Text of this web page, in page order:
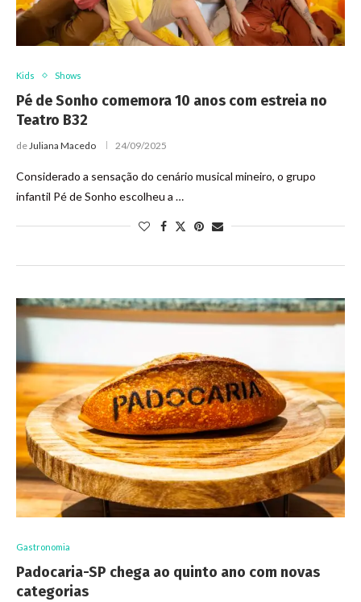
Kids Shows
Pé de Sonho comemora 10 anos com estreia no
Teatro B32
deJuliana Macedo 24/09/2025
Considerado a sensação do cenário musical mineiro, o grupo
infantil Pé de Sonho escolheu a …
Gastronomia
Padocaria-SP chega ao quinto ano com novas
categorias